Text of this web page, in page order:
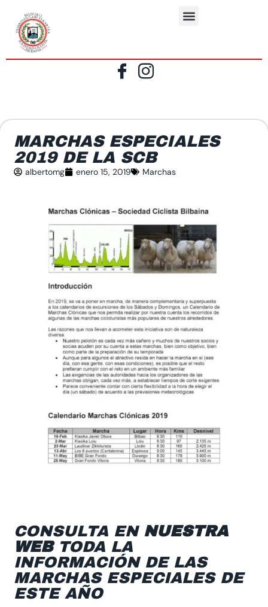
MARCHAS ESPECIALES
2019 DE LA SCB
albertomg enero 15, 2019 Marchas
CONSULTA EN NUESTRA
WEBTODA LA
INFORMACIÓN DE LAS
MARCHAS ESPECIALES DE
ESTE AÑO